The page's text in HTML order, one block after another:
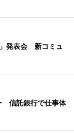
発表会 新コミュ
信託銀行で仕事体